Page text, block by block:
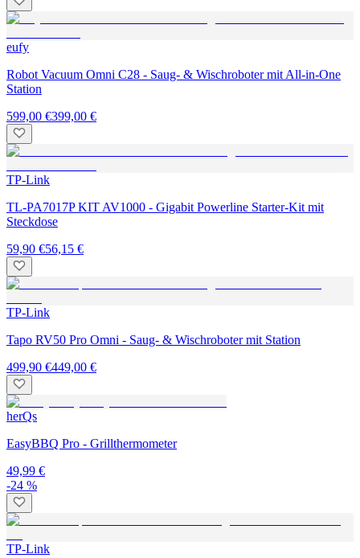
eufy
Robot Vacuum Omni C28 - Saug- & Wischroboter mit All-in-One
Station
599,00 €399,00 €
TP-Link
TL-PA7017P KIT AV1000 - Gigabit Powerline Starter-Kit mit
Steckdose
59,90 €56,15 €
TP-Link
Tapo RV50 Pro Omni - Saug- & Wischroboter mit Station
499,90 €449,00 €
herQs
EasyBBQ Pro - Grillthermometer
49,99 €
-24 %
TP-Link